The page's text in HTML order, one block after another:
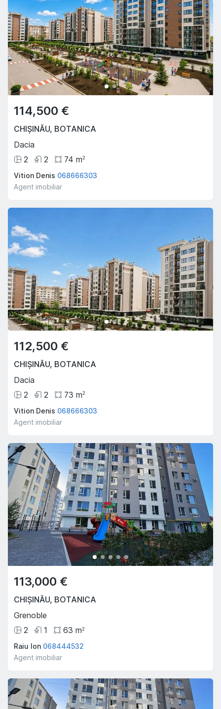
114,500 €
CHIȘINĂU, BOTANICA
Dacia
2
2 74 m2
Vition Denis 068666303
Agent imobiliar
112,500 €
CHIȘINĂU, BOTANICA
Dacia
2
2 73 m2
Vition Denis 068666303
Agent imobiliar
113,000 €
CHIȘINĂU, BOTANICA
Grenoble
2
1 63 m2
Raiu Ion 068444532
Agent imobiliar